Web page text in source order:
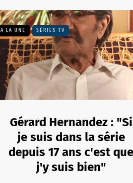
A LA UNE SÉRIES TV
Gérard Hernandez : "Si
je suis dans la série
depuis 17 ans c'est que
j'y suis bien"